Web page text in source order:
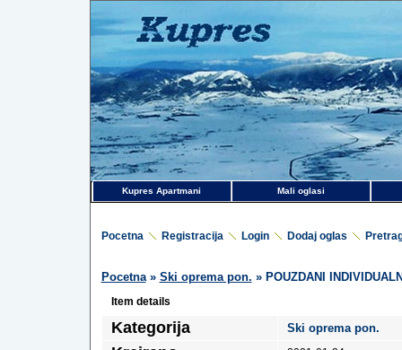
Kupres Apartmani Mali oglasi
Pocetna Registracija Login Dodaj oglas
Pocetna» Ski oprema pon. » POUZDANI
Item details
Kategorija Ski oprema pon.